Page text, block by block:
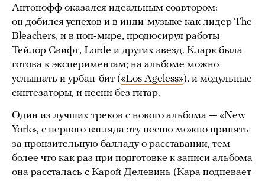
Антонофф оказался идеальным соавтором:
он добился успехов и в инди-музыке как лидер The
Bleachers, и в поп-мире, продюсируя работы
Тейлор Свифт, Lorde и других звезд. Кларк была
готова к экспериментам; на альбоме можно
услышать и урбан-бит («Los Ageless»), и модульные
синтезаторы, и песни без гитар.
Один из лучших треков с нового альбома — «New
York», с первого взгляда эту песню можно принять
за пронзительную балладу о расставании, тем
более что как раз при подготовке к записи альбома
она рассталась с Карой Делевинь (Кара подпевает